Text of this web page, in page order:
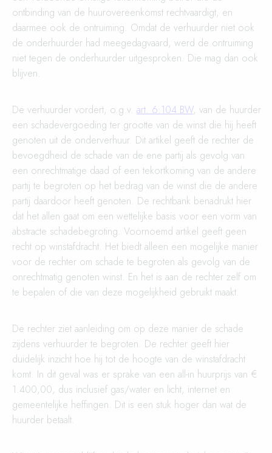
ontbinding van de huurovereenkomst rechtvaardigt, en
daarmee ook de ontruiming. Omdat de verhuurder niet ook
de onderhuurder had meegedagvaard, werd de ontruiming
niet tegen de onderhuurder uitgesproken. Die mag dan ook
blijven.
De verhuurder vordert, o.g.v. art. 6:104 BW, van de huurder
een schadevergoeding ter grootte van de winst die hij heeft
genoten uit de onderverhuur. Dit artikel geeft de rechter de
bevoegdheid de schade van de ene partij als gevolg van
een onrechtmatige daad of een tekortkoming van de andere
partij te begroten op het bedrag van de winst die de andere
partij daardoor heeft genoten. De rechtbank benadrukt hier
dat het allen gaat om een wettelijke basis voor een vorm van
abstracte schadebegroting. Voornoemd artikel geeft geen
recht op winstafdracht. Het biedt alleen een mogelijke manier
voor de rechter om schade te begroten als gevolg van de
onrechtmatig genoten winst. En het is aan de rechter zelf om
te bepalen of die van deze mogelijkheid gebruikt maakt.
De rechter ziet aanleiding om op deze manier de schade
zijdens verhuurder te begroten. De rechter geeft hier
duidelijk inzicht hoe hij tot de hoogte van de winstafdracht
komt. In dit geval was er sprake van een all-in huurprijs van €
1.400,00, dus inclusief gas/water en licht, internet en
gemeentelijke heffingen. Dit is een stuk hoger dan wat de
huurder betaalt.